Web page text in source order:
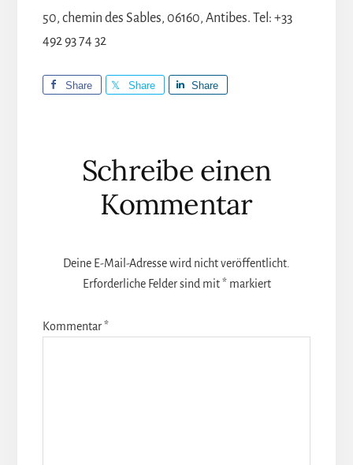
50, chemin des Sables, 06160, Antibes. Tel: +33
492 93 74 32
Share Share Share
Leser-
Interaktionen
Schreibe einen
Kommentar
Deine E-Mail-Adresse wird nicht veröffentlicht.
Erforderliche Felder sind mit*markiert
Kommentar*